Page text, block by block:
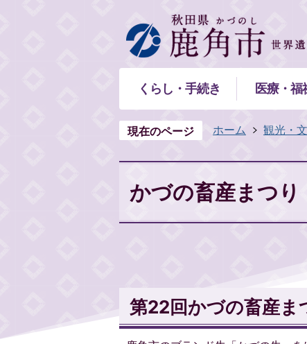
くらし・手続き 医療・福
現在のページ ホーム 観光・
かづの畜産まつり
第22回かづの畜産ま